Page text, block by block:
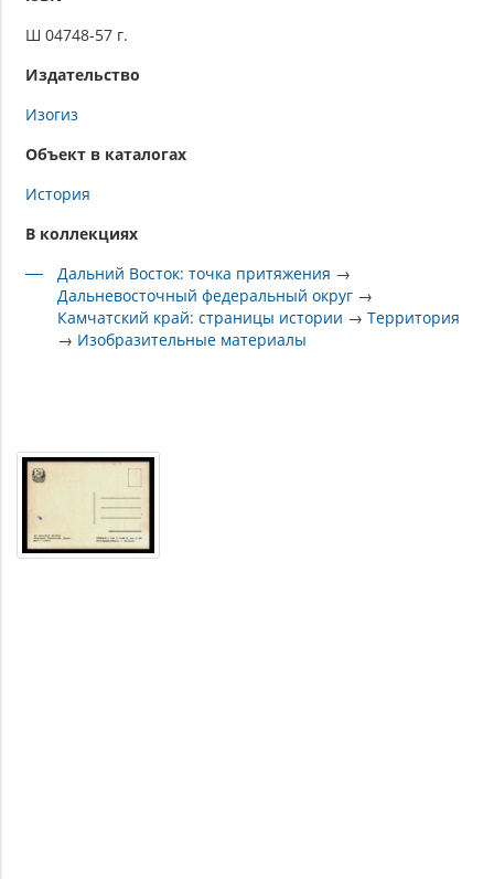
Ш 04748-57 г.
Издательство
Изогиз
Объект в каталогах
История
В коллекциях
Дальний Восток: точка притяжения →
Дальневосточный федеральный округ →
Камчатский край: страницы истории →Территория
→ Изобразительные материалы